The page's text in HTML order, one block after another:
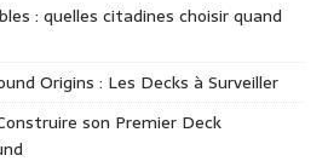
: quelles citadines choisir quand
Origins : Les Decks à Surveiller
son Premier Deck